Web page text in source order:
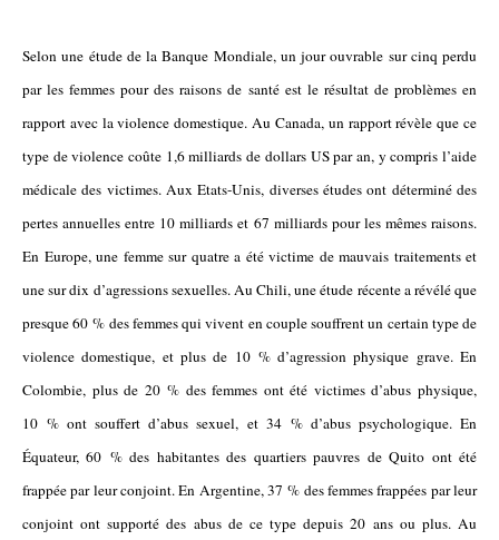
Selon une étude de la Banque Mondiale, un jour ouvrable sur cinq perdu
par les femmes pour des raisons de santé est le résultat de problèmes en
rapport avec la violence domestique. Au Canada, un rapport révèle que ce
type de violence coûte 1,6 milliards de dollars US par an, y compris l’aide
médicale des victimes. Aux Etats-Unis, diverses études ont déterminé des
pertes annuelles entre 10 milliards et 67 milliards pour les mêmes raisons.
En Europe, une femme sur quatre a été victime de mauvais traitements et
une sur dix d’agressions sexuelles. Au Chili, une étude récente a révélé que
presque 60 % des femmes qui vivent encouple souffrent un certain type de
violence domestique, et plus de 10 % d’agression physique grave. En
Colombie, plus de 20 % des femmes ont été victimes d’abus physique,
10 % ont souffert d’abus sexuel, et 34 % d’abus psychologique. En
Équateur, 60 % des habitantes des quartiers pauvres de Quito ont été
frappée par leur conjoint. En Argentine, 37 % des femmes frappées par leur
conjoint ont supporté des abus de ce type depuis 20 ans ou plus. Au